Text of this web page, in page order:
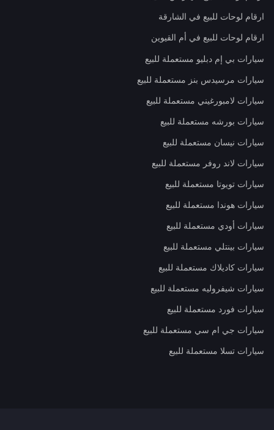
ارقام لوحات للبيع في الشارقة
ارقام لوحات للبيع في أم القيوين
سيارات بي إم دبليو مستعملة للبيع
سيارات مرسيدس بنز مستعملة للبيع
سيارات لامبورغيني مستعملة للبيع
سيارات بورشه مستعملة للبيع
سيارات نيسان مستعملة للبيع
سيارات لاند روفر مستعملة للبيع
سيارات تويوتا مستعملة للبيع
سيارات هوندا مستعملة للبيع
سيارات أودي مستعملة للبيع
سيارات بينتلي مستعملة للبيع
سيارات كاديلاك مستعملة للبيع
سيارات شيفروليه مستعملة للبيع
سيارات فورد مستعملة للبيع
سيارات جي ام سي مستعملة للبيع
سيارات تسلا مستعملة للبيع